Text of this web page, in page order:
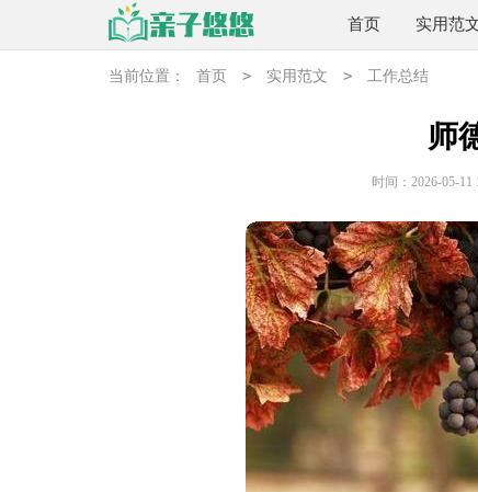
首页 实用范
当前位置： 首页 > 实用范文 > 工作总结
师
时间：2026-05-11